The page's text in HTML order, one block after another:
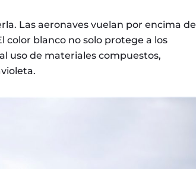
Las aeronaves vuelan por encima de
color blanco no solo protege a los
uso de materiales compuestos,